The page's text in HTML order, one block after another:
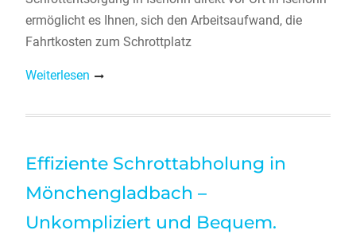
ermöglicht es Ihnen, sich den Arbeitsaufwand, die
Fahrtkosten zum Schrottplatz
Weiterlesen
Effiziente Schrottabholung in
Mönchengladbach –
Unkompliziert und Bequem.